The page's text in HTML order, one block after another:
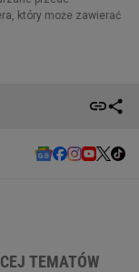
TEMATÓW